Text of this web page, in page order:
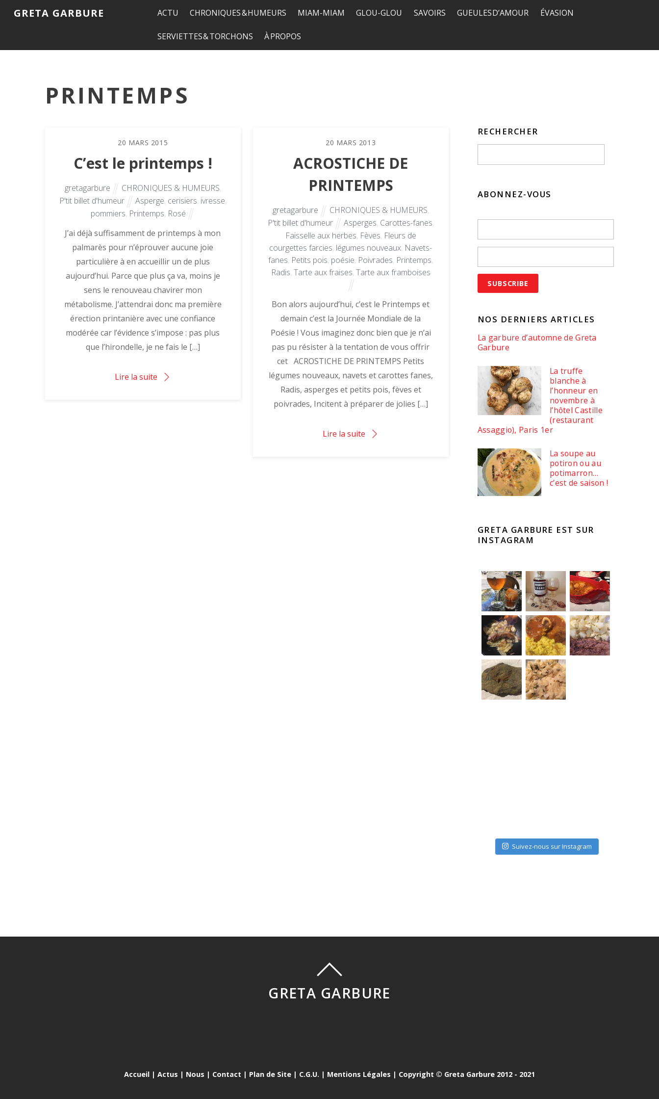
GRETA GARBURE ACTU CHRONIQUES & HUMEURS MIAM-MIAM GLOU-GLOU SAVOIRS GUEULES D’AMOUR ÉVASION
SERVIETTES & TORCHONS À PROPOS
PRINTEMPS
20 MARS 2015
C’est le printemps !
gretagarbure CHRONIQUES & HUMEURS,
P'tit billet d'humeur
Asperge, cerisiers, ivresse,
pommiers, Printemps, Rosé
J’ai déjà suffisamment de printemps à mon
palmarès pour n’éprouver aucune joie
particulière à en accueillir un de plus
aujourd’hui. Parce que plus ça va, moins je
sens le renouveau chavirer mon
métabolisme. J’attendrai donc ma première
érection printanière avec une confiance
modérée car l’évidence s’impose : pas plus
que l’hirondelle, je ne fais le […]
Lire la suite
20 MARS 2013
ACROSTICHE DE
PRINTEMPS
gretagarbure CHRONIQUES & HUMEURS,
P'tit billet d'humeur
Asperges, Carottes-fanes,
Faisselle aux herbes, Fèves, Fleurs de
courgettes farcies, légumes nouveaux, Navets-
fanes, Petits pois, poésie, Poivrades, Printemps,
Radis, Tarte aux fraises, Tarte aux framboises
Bon alors aujourd’hui, c’est le Printemps et
demain c’est la Journée Mondiale de la
Poésie ! Vous imaginez donc bien que je n’ai
pas pu résister à la tentation de vous offrir
cet ACROSTICHE DE PRINTEMPS Petits
légumes nouveaux, navets et carottes fanes,
Radis, asperges et petits pois, fèves et
poivrades, Incitent à préparer de jolies […]
Lire la suite
RECHERCHER
ABONNEZ-VOUS
NOS DERNIERS ARTICLES
La garbure d’automne de Greta
Garbure
La truffe
blanche à
l’honneur en
novembre à
l’hôtel Castille
(restaurant
Assaggio), Paris 1er
La soupe au
potiron ou au
potimarron…
c’est de saison !
GRETA GARBURE EST SUR
INSTAGRAM
Suivez-nous sur Instagram
GRETA GARBURE
Accueil | Actus | Nous | Contact | Plan de Site | C.G.U. | Mentions Légales | Copyright © Greta Garbure 2012 - 2021